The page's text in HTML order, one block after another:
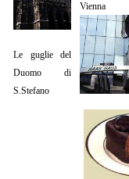
Le guglie del
Duomo di
S.Stefano
Vienna